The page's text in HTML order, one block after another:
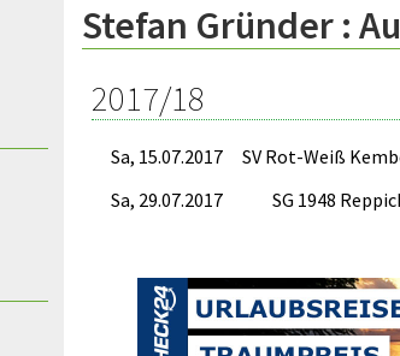
Stefan Gründer :
2017/18
Sa, 15.07.2017 SV Rot-Weiß
Sa, 29.07.2017 SG 1948